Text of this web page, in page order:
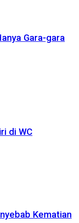
Gara-gara
di WC
Kematian